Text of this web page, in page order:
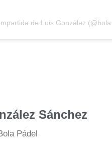
de Luis González
Sánchez
Pádel